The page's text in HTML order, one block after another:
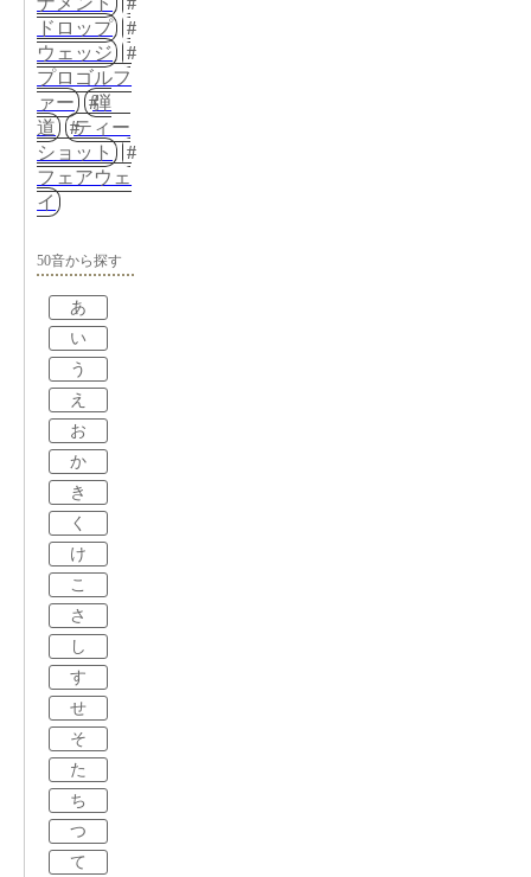
ドロップ
ウェッジ
プロゴルフ
ァー
弾
道
ティー
ショット
フェアウェ
イ
50音から探す
あ
い
う
え
お
か
き
く
け
こ
さ
し
す
せ
そ
た
ち
つ
て